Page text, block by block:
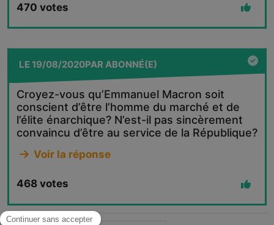
470 votes
LE19/08/2020PARABONNÉ(E)
Croyez-vous qu’Emmanuel Macron soit
conscient d’être l’homme du marché et de
l’élite énarchique? N’est-il pas sincèrement
convaincu d’être au service de la République?
Voir la réponse
468 votes